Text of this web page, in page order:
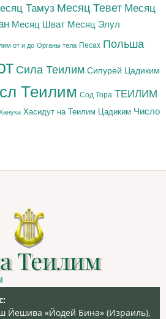
Тамуз Месяц Тевет Месяц
Месяц Шват Месяц Элул
от и до Органы тела Песах Польша
Сила Теилим Сипурей Цадиким
Теилим Сод Тора ТЕИЛИМ
Хасидут на Теилим Цадиким Число
Теилим
Йешива «Йодей Бина» (Израиль),